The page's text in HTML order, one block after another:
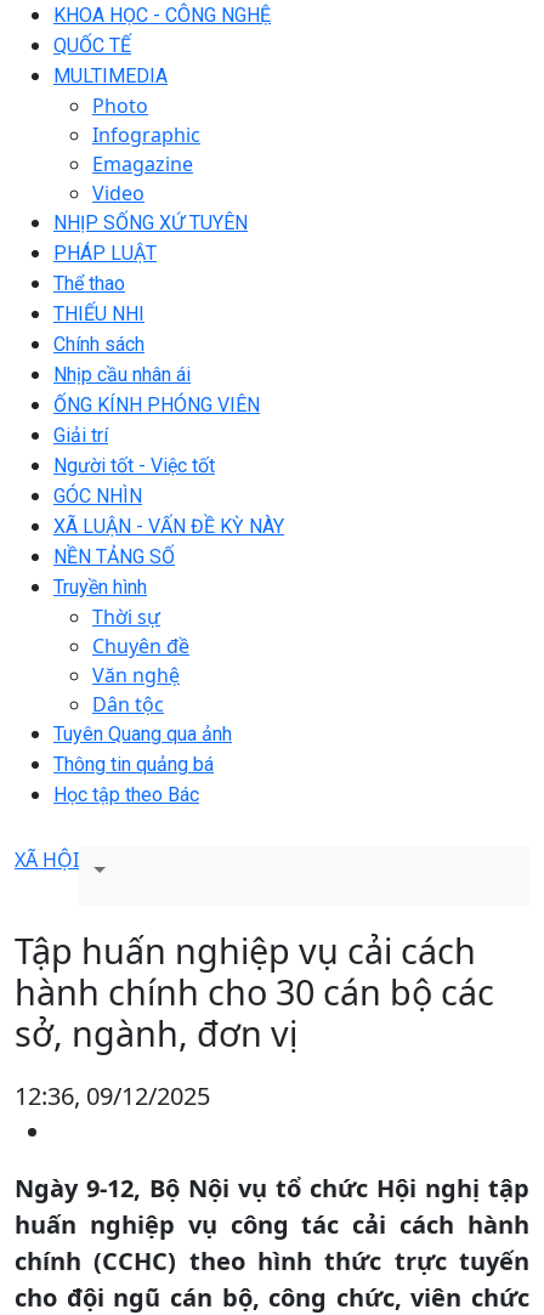
KHOA HỌC - CÔNG NGHỆ
QUỐC TẾ
MULTIMEDIA
Photo
Infographic
Emagazine
Video
NHỊP SỐNG XỨ TUYÊN
PHÁP LUẬT
Thể thao
THIẾU NHI
Chính sách
Nhịp cầu nhân ái
ỐNG KÍNH PHÓNG VIÊN
Giải trí
Người tốt - Việc tốt
GÓC NHÌN
XÃ LUẬN - VẤN ĐỀ KỲ NÀY
NỀN TẢNG SỐ
Truyền hình
Thời sự
Chuyên đề
Văn nghệ
Dân tộc
Tuyên Quang qua ảnh
Thông tin quảng bá
Học tập theo Bác
XÃ HỘI
Tập huấn nghiệp vụ cải cách
hành chính cho 30 cán bộ các
sở, ngành, đơn vị
12:36, 09/12/2025
Ngày 9-12, Bộ Nội vụ tổ chức Hội nghị tập
huấn nghiệp vụ công tác cải cách hành
chính (CCHC) theo hình thức trực tuyến
cho đội ngũ cán bộ, công chức, viên chức